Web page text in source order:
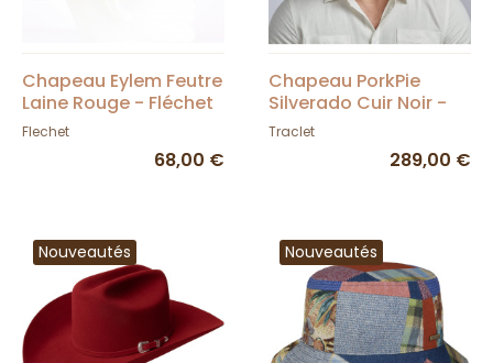
Chapeau Eylem Feutre
Laine Rouge - Fléchet
Flechet
68,00 €
Chapeau PorkPie
Silverado Cuir Noir -
Head'n Home
Traclet
289,00 €
Nouveautés Nouveautés